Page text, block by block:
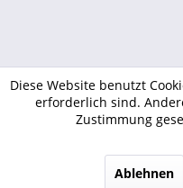
Diese Website benutzt
erforderlich sind.
Zustimmung
Ablehnen